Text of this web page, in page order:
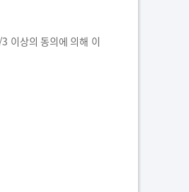
이상의 동의에 의해 이